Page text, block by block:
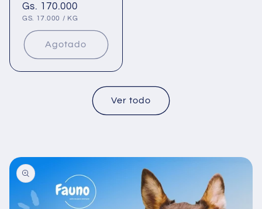
habitual
Gs. 170.000
PRECIO
GS. 17.000 / POR
KG
Agotado
Ver todo